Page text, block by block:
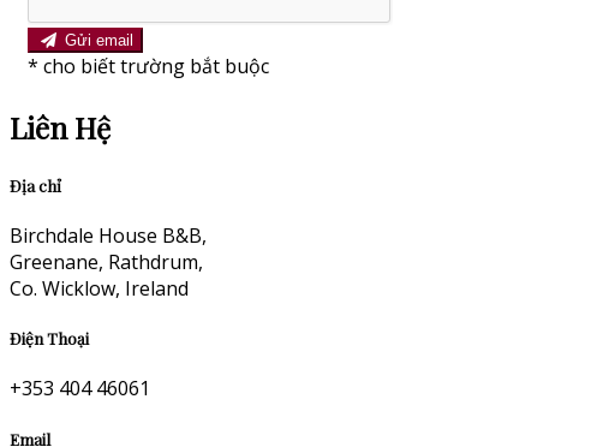
Gửi email
* cho biết trường bắt buộc
Liên Hệ
Địa chỉ
Birchdale House B&B,
Greenane, Rathdrum,
Co. Wicklow, Ireland
Điện Thoại
+353 404 46061
Email